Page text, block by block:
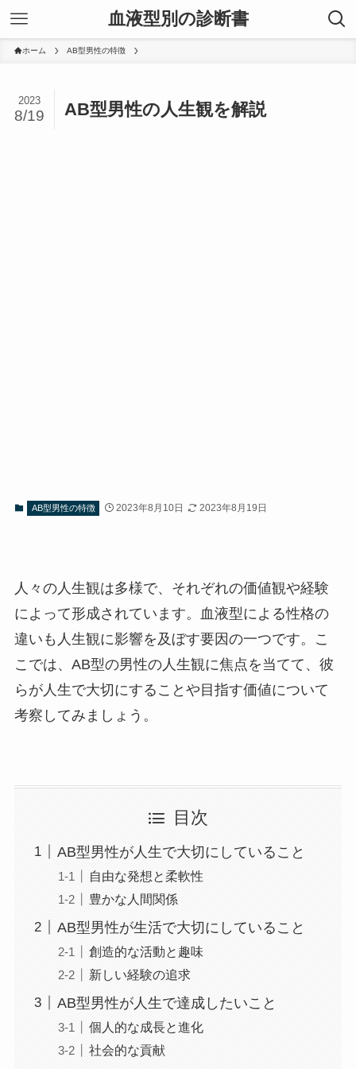
血液型別の診断書
ホーム AB型男性の特徴
AB型男性の人生観を解説
2023
8/19
AB型男性の特徴 2023年8月10日 2023年8月19日
人々の人生観は多様で、それぞれの価値観や経験
によって形成されています。血液型による性格の
違いも人生観に影響を及ぼす要因の一つです。こ
こでは、AB型の男性の人生観に焦点を当てて、彼
らが人生で大切にすることや目指す価値について
考察してみましょう。
目次
AB型男性が人生で大切にしていること
自由な発想と柔軟性
豊かな人間関係
AB型男性が生活で大切にしていること
創造的な活動と趣味
新しい経験の追求
AB型男性が人生で達成したいこと
個人的な成長と進化
社会的な貢献